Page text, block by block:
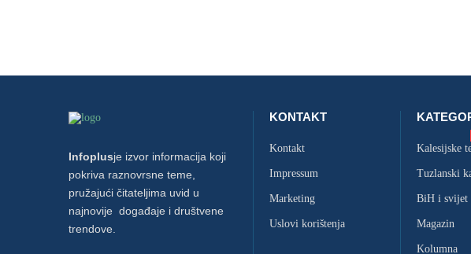
Infoplusje izvor informacija koji
pokriva raznovrsne teme,
pružajući čitateljima uvid u
najnovije događaje i društvene
trendove.
KONTAKT
Kontakt
Impressum
Marketing
Uslovi korištenja
Kalesijske
Tuzlanski
BiH i svijet
Magazin
Kolumna